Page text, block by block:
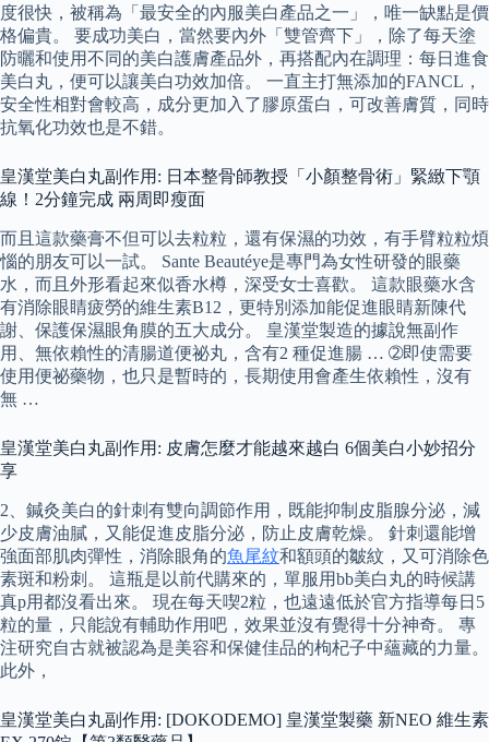
度很快，被稱為「最安全的內服美白產品之一」，唯一缺點是價
格偏貴。 要成功美白，當然要內外「雙管齊下」，除了每天塗
防曬和使用不同的美白護膚產品外，再搭配內在調理：每日進食
美白丸，便可以讓美白功效加倍。 一直主打無添加的FANCL，
安全性相對會較高，成分更加入了膠原蛋白，可改善膚質，同時
抗氧化功效也是不錯。
皇漢堂美白丸副作用: 日本整骨師教授「小顏整骨術」緊緻下顎
線！2分鐘完成 兩周即瘦面
而且這款藥膏不但可以去粒粒，還有保濕的功效，有手臂粒粒煩
惱的朋友可以一試。 Sante Beautéye是專門為女性研發的眼藥
水，而且外形看起來似香水樽，深受女士喜歡。 這款眼藥水含
有消除眼睛疲勞的維生素B12，更特別添加能促進眼睛新陳代
謝、保護保濕眼角膜的五大成分。 皇漢堂製造的據說無副作
用、無依賴性的清腸道便祕丸，含有2 種促進腸 … ➁即使需要
使用便祕藥物，也只是暫時的，長期使用會產生依賴性，沒有
無 …
皇漢堂美白丸副作用: 皮膚怎麼才能越來越白 6個美白小妙招分
享
2、鍼灸美白的針刺有雙向調節作用，既能抑制皮脂腺分泌，減
少皮膚油膩，又能促進皮脂分泌，防止皮膚乾燥。 針刺還能增
強面部肌肉彈性，消除眼角的魚尾紋和額頭的皺紋，又可消除色
素斑和粉刺。 這瓶是以前代購來的，單服用bb美白丸的時候講
真p用都沒看出來。 現在每天喫2粒，也遠遠低於官方指導每日5
粒的量，只能說有輔助作用吧，效果並沒有覺得十分神奇。 專
注研究自古就被認為是美容和保健佳品的枸杞子中蘊藏的力量。
此外，
皇漢堂美白丸副作用: [DOKODEMO] 皇漢堂製藥 新NEO 維生素